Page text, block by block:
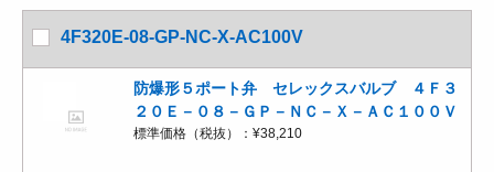
4F320E-08-GP-NC-X-AC100V
防爆形５ポート弁 セレックスバルブ ４Ｆ３
２０Ｅ－０８－ＧＰ－ＮＣ－Ｘ－ＡＣ１００Ｖ
標準価格（税抜）： ¥38,210